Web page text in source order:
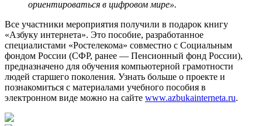
ориентироваться в цифровом мире».
Все участники мероприятия получили в подарок книгу
«Азбуку интернета». Это пособие, разработанное
специалистами «Ростелекома» совместно с Социальным
фондом России (СФР, ранее — Пенсионный фонд России),
предназначено для обучения компьютерной грамотности
людей старшего поколения. Узнать больше о проекте и
познакомиться с материалами учебного пособия в
электронном виде можно на сайте www.azbukainterneta.ru.